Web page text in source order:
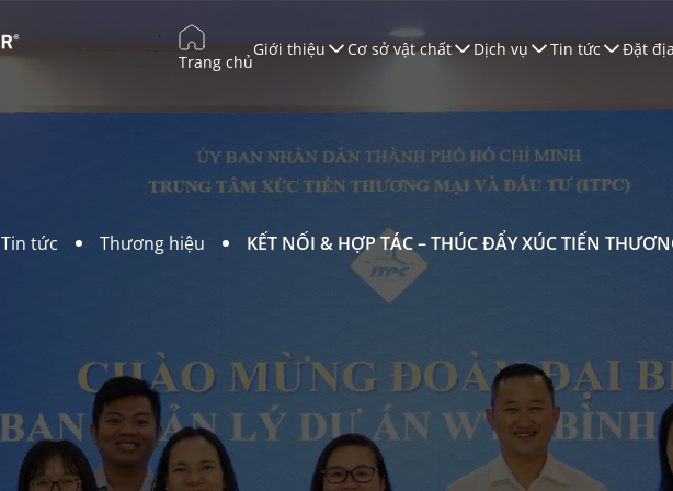
Trang chủ
Giới thiệu Cơ sở vật chất Dịch vụ
Xúc tiến Thương mại
Đào tạo
Sàn Thương Mại
Truyền Thông
Tin tức Đặt
Tin tức Thương hiệu KẾT NỐI & HỢP TÁC – THÚC ĐẨY XÚC TIẾN